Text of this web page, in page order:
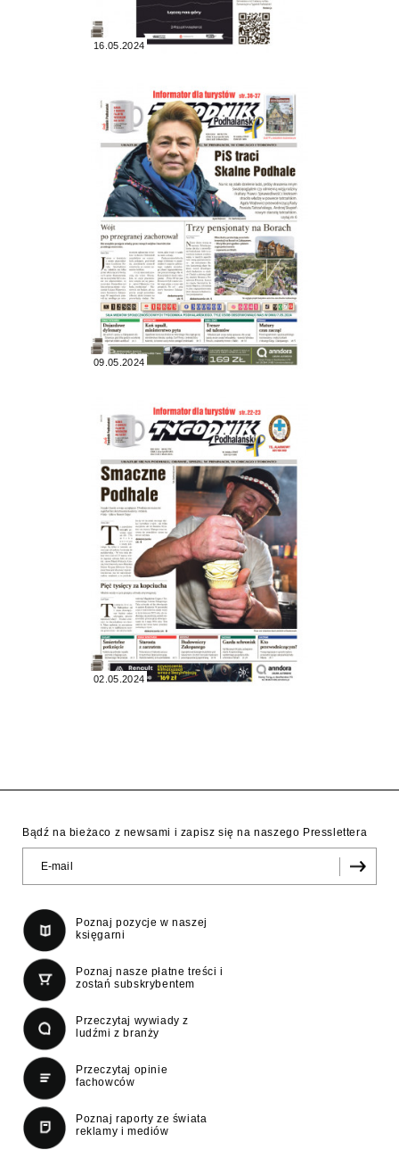
16.05.2024
09.05.2024
02.05.2024
Bądź na bieżaco z newsami i zapisz się na naszego Presslettera
Poznaj pozycje w naszej
księgarni
Poznaj nasze płatne treści i
zostań subskrybentem
Przeczytaj wywiady z
ludźmi z branży
Przeczytaj opinie
fachowców
Poznaj raporty ze świata
reklamy i mediów